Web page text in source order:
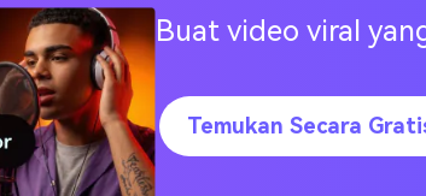
hubungan jarak jauh
pasanganmu? Efek filter hug me
Buat video viral
Temukan Secara